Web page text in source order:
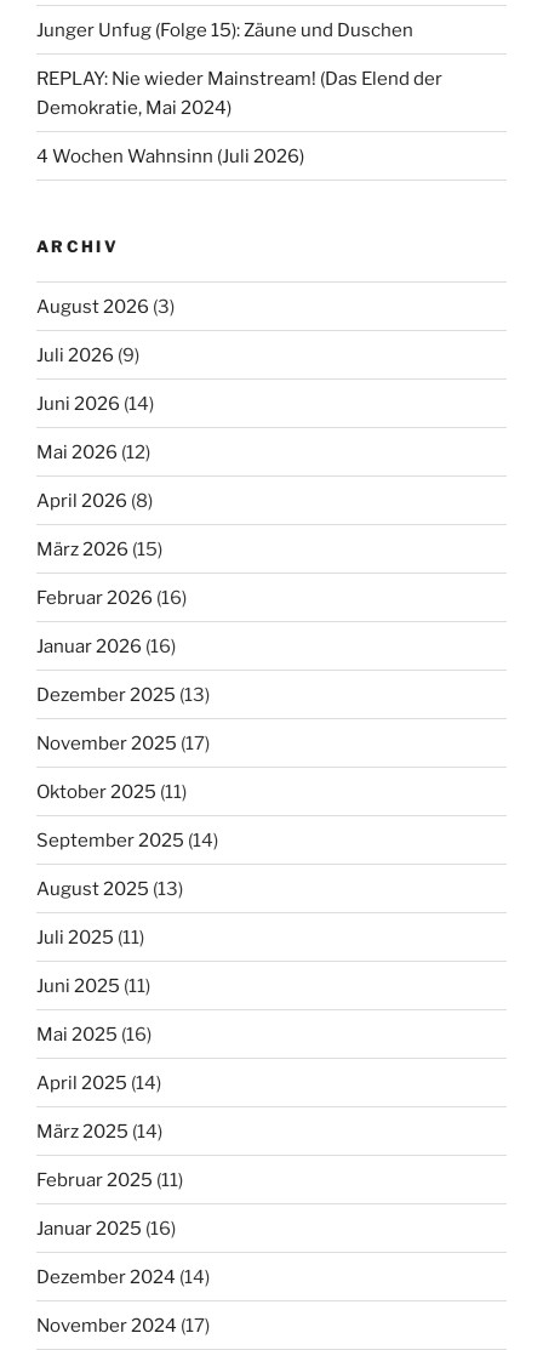
Junger Unfug (Folge 15): Zäune und Duschen
REPLAY: Nie wieder Mainstream! (Das Elend der
Demokratie, Mai 2024)
4 Wochen Wahnsinn (Juli 2026)
ARCHIV
August 2026 (3)
Juli 2026 (9)
Juni 2026 (14)
Mai 2026 (12)
April 2026 (8)
März 2026 (15)
Februar 2026 (16)
Januar 2026 (16)
Dezember 2025 (13)
November 2025 (17)
Oktober 2025 (11)
September 2025 (14)
August 2025 (13)
Juli 2025 (11)
Juni 2025 (11)
Mai 2025 (16)
April 2025 (14)
März 2025 (14)
Februar 2025 (11)
Januar 2025 (16)
Dezember 2024 (14)
November 2024 (17)